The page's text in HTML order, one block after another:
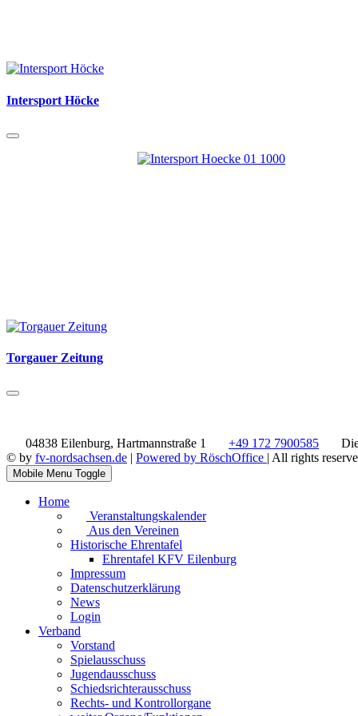
Intersport Höcke
Torgauer Zeitung
04838 Eilenburg, Hartmannstraße 1 +49 172 7900585
© by fv-nordsachsen.de Powered by RöschOffice | All rights
Mobile Menu Toggle
Home
Veranstaltungskalender
Aus den Vereinen
Historische Ehrentafel
Ehrentafel KFV Eilenburg
Impressum
Datenschutzerklärung
News
Login
Verband
Vorstand
Spielausschuss
Jugendausschuss
Schiedsrichterausschuss
Rechts- und Kontrollorgane